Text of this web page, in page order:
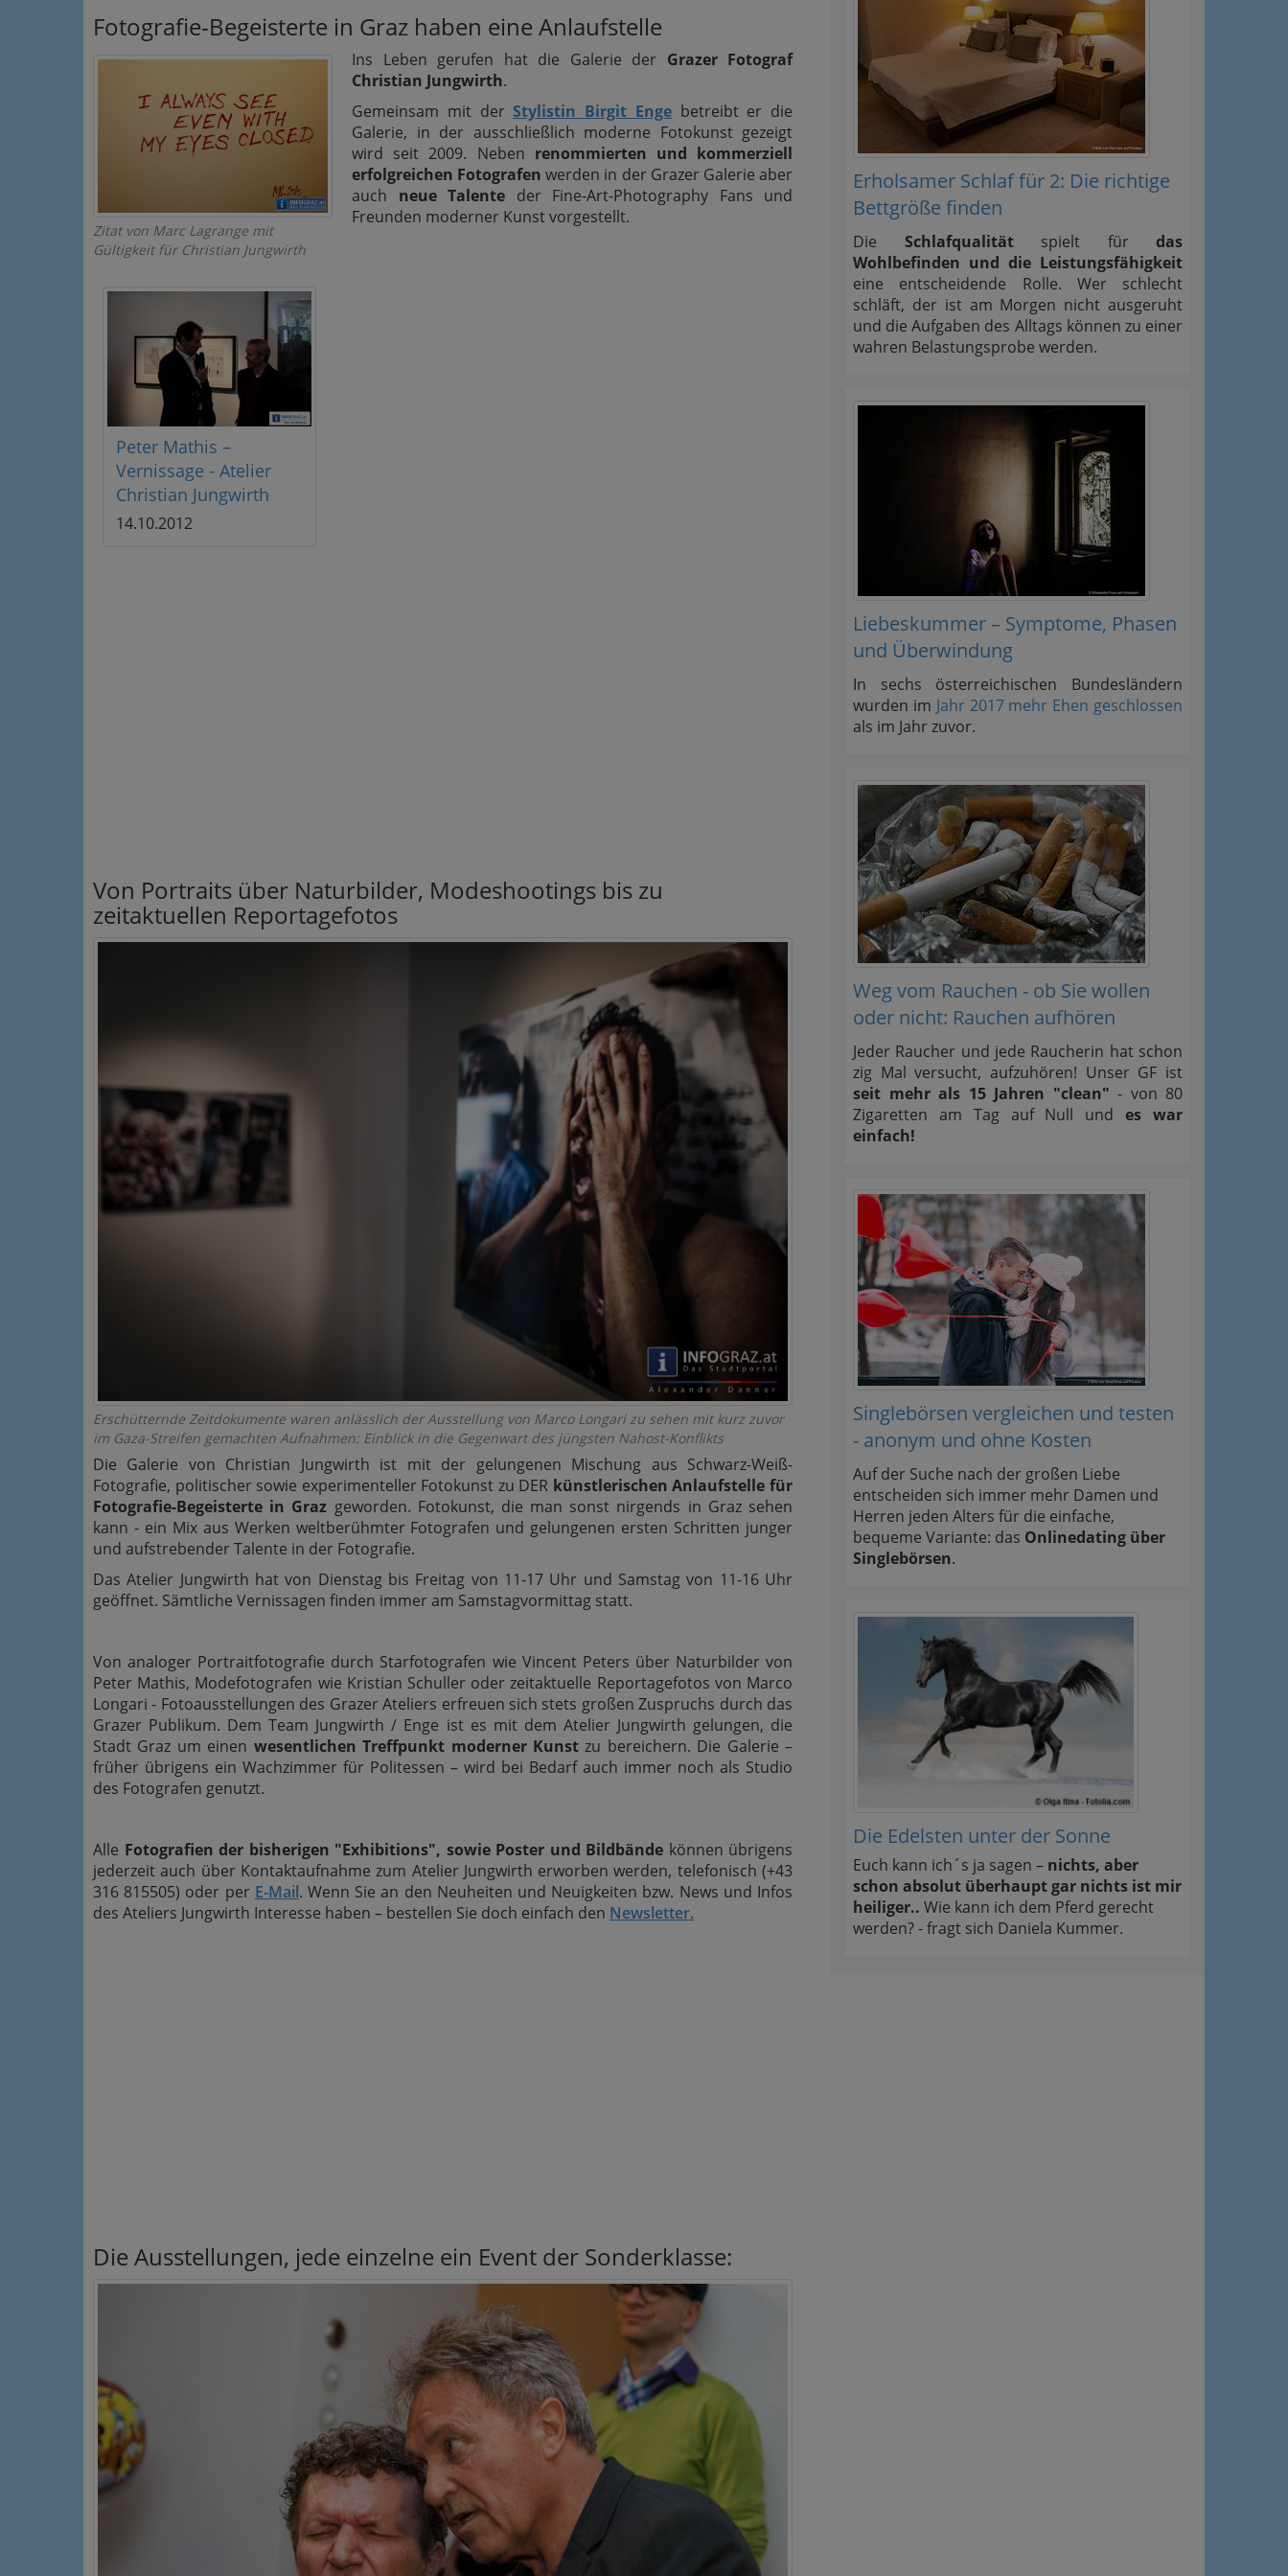
Fotografie-Begeisterte in Graz haben eine Anlaufstelle
Zitat von Marc Lagrange mit
Gültigkeit für Christian Jungwirth
Ins Leben gerufen hat die Galerie der Grazer Fotograf
Christian Jungwirth.
Gemeinsam mit derStylistin Birgit Engebetreibt er die
Galerie, in der ausschließlich moderne Fotokunst gezeigt
wird seit 2009. Neben renommierten und kommerziell
erfolgreichen Fotografen werden in der Grazer Galerie aber
auch neue Talente der Fine-Art-Photography Fans und
Freunden moderner Kunst vorgestellt.
Peter Mathis –
Vernissage - Atelier
Christian Jungwirth
14.10.2012
Von Portraits über Naturbilder, Modeshootings bis zu
zeitaktuellen Reportagefotos
Erschütternde Zeitdokumente waren anlässlich der Ausstellung von Marco Longari zu sehen mit kurz zuvor
im Gaza-Streifen gemachten Aufnahmen: Einblick in die Gegenwart des jüngsten Nahost-Konflikts
Die Galerie von Christian Jungwirth ist mit der gelungenen Mischung aus Schwarz-Weiß-
Fotografie, politischer sowie experimenteller Fotokunst zu DER künstlerischen Anlaufstelle für
Fotografie-Begeisterte in Graz geworden. Fotokunst, die man sonst nirgends in Graz sehen
kann - ein Mix aus Werken weltberühmter Fotografen und gelungenen ersten Schritten junger
und aufstrebender Talente in der Fotografie.
Das Atelier Jungwirth hat von Dienstag bis Freitag von 11-17 Uhr und Samstag von 11-16 Uhr
geöffnet. Sämtliche Vernissagen finden immer am Samstagvormittag statt.
Von analoger Portraitfotografie durch Starfotografen wie Vincent Peters über Naturbilder von
Peter Mathis, Modefotografen wie Kristian Schuller oder zeitaktuelle Reportagefotos von Marco
Longari - Fotoausstellungen des Grazer Ateliers erfreuen sich stets großen Zuspruchs durch das
Grazer Publikum. Dem Team Jungwirth / Enge ist es mit dem Atelier Jungwirth gelungen, die
Stadt Graz um einen wesentlichen Treffpunkt moderner Kunstzu bereichern. Die Galerie –
früher übrigens ein Wachzimmer für Politessen – wird bei Bedarf auch immer noch als Studio
des Fotografen genutzt.
Alle Fotografien der bisherigen "Exhibitions", sowie Poster und Bildbände können übrigens
jederzeit auch über Kontaktaufnahme zum Atelier Jungwirth erworben werden, telefonisch (+43
316 815505) oder per E-Mail. Wenn Sie an den Neuheiten und Neuigkeiten bzw. News und Infos
des Ateliers Jungwirth Interesse haben – bestellen Sie doch einfach den Newsletter.
Die Ausstellungen, jede einzelne ein Event der Sonderklasse:
Erholsamer Schlaf für 2: Die richtige
Bettgröße finden
Die Schlafqualitätspielt für das
Wohlbefinden und die Leistungsfähigkeit
eine entscheidende Rolle. Wer schlecht
schläft, der ist am Morgen nicht ausgeruht
und die Aufgaben des Alltags können zu einer
wahren Belastungsprobe werden.
Liebeskummer – Symptome, Phasen
und Überwindung
In sechs österreichischen Bundesländern
wurden im Jahr 2017 mehr Ehen geschlossen
als im Jahr zuvor.
Weg vom Rauchen - ob Sie wollen
oder nicht: Rauchen aufhören
Jeder Raucher und jede Raucherin hat schon
zig Mal versucht, aufzuhören! Unser GF ist
seit mehr als 15 Jahren "clean" - von 80
Zigaretten am Tag auf Null undes war
einfach!
Singlebörsen vergleichen und testen
- anonym und ohne Kosten
Auf der Suche nach der großen Liebe
entscheiden sich immer mehr Damen und
Herren jeden Alters für die einfache,
bequeme Variante: das Onlinedating über
Singlebörsen.
Die Edelsten unter der Sonne
Euch kann ich´s ja sagen – nichts, aber
schon absolut überhaupt gar nichts ist mir
heiliger.. Wie kann ich dem Pferd gerecht
werden? - fragt sich Daniela Kummer.